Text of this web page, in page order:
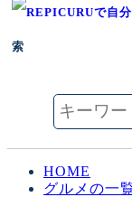
索
HOME
グルメの一